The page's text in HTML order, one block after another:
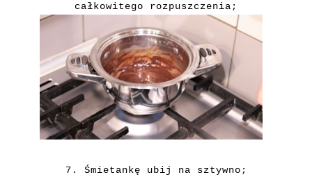
całkowitego rozpuszczenia;
7. Śmietankę ubij na sztywno;